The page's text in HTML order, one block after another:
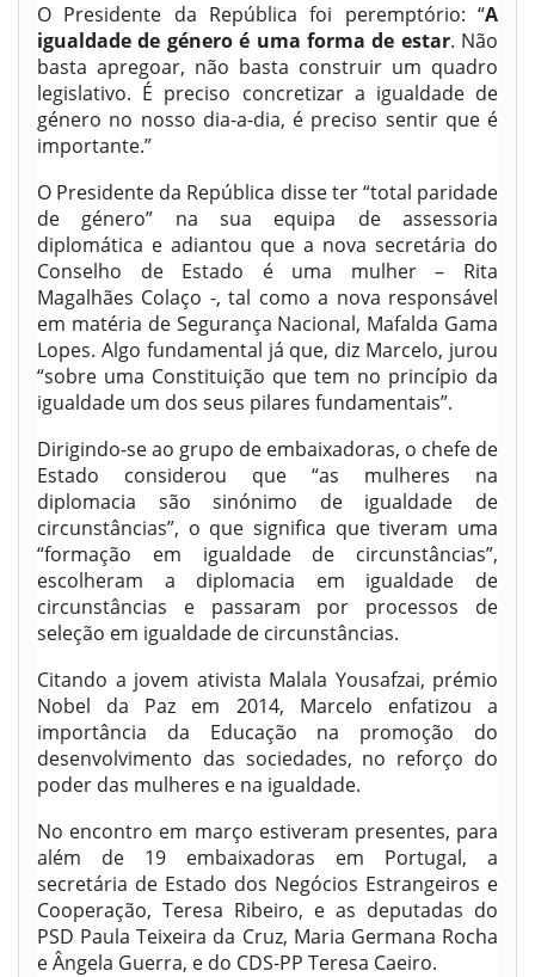
O Presidente da República foi peremptório: “A
igualdade de género é uma forma de estar. Não
basta apregoar, não basta construir um quadro
legislativo. É preciso concretizar a igualdade de
género no nosso dia-a-dia, é preciso sentir que é
importante.”
O Presidente da República disse ter “total paridade
de género” na sua equipa de assessoria
diplomática e adiantou que a nova secretária do
Conselho de Estado é uma mulher – Rita
Magalhães Colaço -, tal como a nova responsável
em matéria de Segurança Nacional, Mafalda Gama
Lopes. Algo fundamental já que, diz Marcelo, jurou
“sobre uma Constituição que tem no princípio da
igualdade um dos seus pilares fundamentais”.
Dirigindo-se ao grupo de embaixadoras, o chefe de
Estado considerou que “as mulheres na
diplomacia são sinónimo de igualdade de
circunstâncias”, o que significa que tiveram uma
“formação em igualdade de circunstâncias”,
escolheram a diplomacia em igualdade de
circunstâncias e passaram por processos de
seleção em igualdade de circunstâncias.
Citando a jovem ativista Malala Yousafzai, prémio
Nobel da Paz em 2014, Marcelo enfatizou a
importância da Educação na promoção do
desenvolvimento das sociedades, no reforço do
poder das mulheres e na igualdade.
No encontro em março estiveram presentes, para
além de 19 embaixadoras em Portugal, a
secretária de Estado dos Negócios Estrangeiros e
Cooperação, Teresa Ribeiro, e as deputadas do
PSD Paula Teixeira da Cruz, Maria Germana Rocha
e Ângela Guerra, e do CDS-PP Teresa Caeiro.